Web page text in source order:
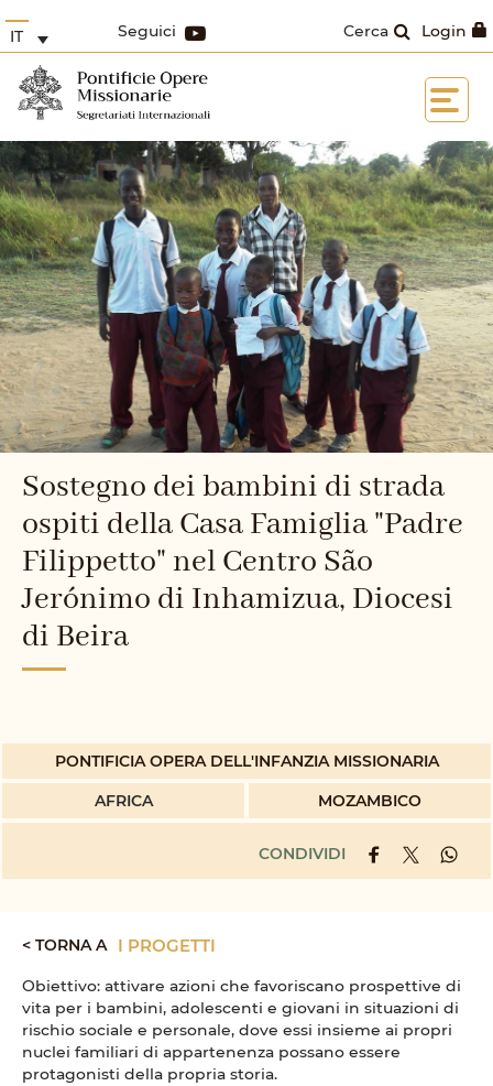
Login
Cerca
Seguici
IT
Sostegno dei bambini di strada
ospiti della Casa Famiglia "Padre
Filippetto" nel Centro São
Jerónimo di Inhamizua, Diocesi
di Beira
PONTIFICIA OPERA DELL'INFANZIA MISSIONARIA
AFRICA
MOZAMBICO
CONDIVIDI
< TORNA A I PROGETTI
Obiettivo: attivare azioni che favoriscano prospettive di
vita per i bambini, adolescenti e giovani in situazioni di
rischio sociale e personale, dove essi insieme ai propri
nuclei familiari di appartenenza possano essere
protagonisti della propria storia.